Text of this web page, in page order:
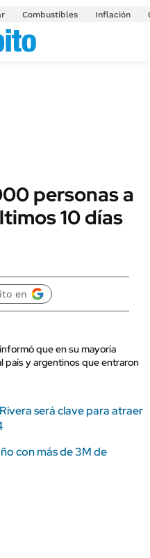
Combustibles Inflación
personas a
10 días
en
que en su mayoría
país y argentinos que entraron
será clave para atraer
con más de 3M de